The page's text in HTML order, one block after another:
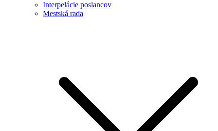
Interpelácie poslancov
Mestská rada